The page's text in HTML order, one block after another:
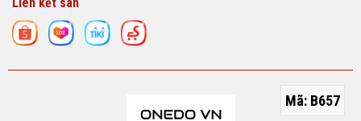
Mã: B657
Liên kết sàn